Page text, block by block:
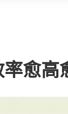
愈高